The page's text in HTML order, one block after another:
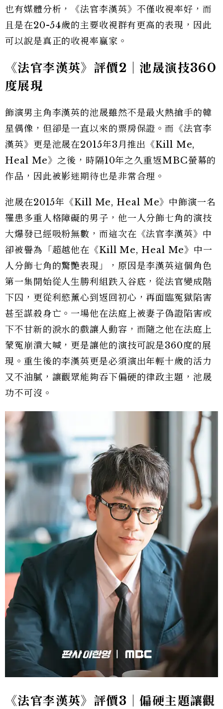
也有媒體分析，《法官李漢英》不僅收視率好，而
且是在20-54歲的主要收視群有更高的表現，因此
可以說是真正的收視率贏家。
《法官李漢英》評價2｜池晟演技360
度展現
飾演男主角李漢英的池晟雖然不是最火熱搶手的韓
星偶像，但卻是一直以來的票房保證。而《法官李
漢英》更是池晟在2015年3月推出《Kill Me,
Heal Me》之後，時隔10年之久重返MBC螢幕的
作品，因此被影迷期待也是非常合理。
池晟在2015年《Kill Me, Heal Me》中飾演一名
罹患多重人格障礙的男子，他一人分飾七角的演技
大爆發已經吸粉無數，而這次在《法官李漢英》中
卻被譽為「超越他在《Kill Me, Heal Me》中一
人分飾七角的驚艷表現」，原因是李漢英這個角色
第一集開始從人生勝利組跌入谷底，從法官變成階
下囚，更從利慾薰心到返回初心，再面臨冤獄陷害
甚至謀殺身亡。一場他在法庭上被妻子偽證陷害或
下不甘新的淚水的戲讓人動容，而隨之他在法庭上
蒙冤崩潰大喊，更是讓他的演技可說是360度的展
現。重生後的李漢英更是必須演出年輕十歲的活力
又不油膩，讓觀眾能夠吞下偏硬的律政主題，池晟
功不可沒。
《法官李漢英》評價3｜偏硬主題讓觀